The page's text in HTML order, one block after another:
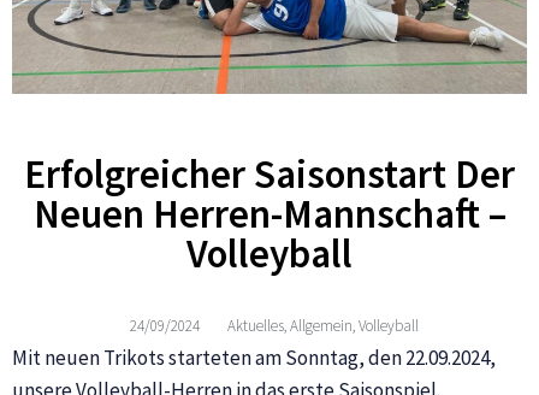
Erfolgreicher Saisonstart Der
Neuen Herren-Mannschaft –
Volleyball
24/09/2024 Aktuelles,Allgemein,Volleyball
Mit neuen Trikots starteten am Sonntag, den 22.09.2024,